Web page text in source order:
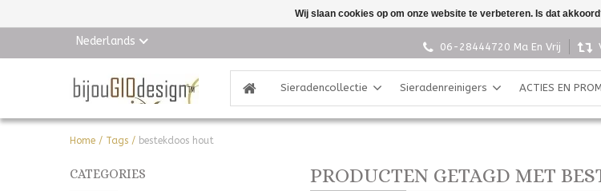
Nederlands 06-28444720 Ma En Vrij
Sieradencollectie Sieradenreinigers ACTIES EN
Home / Tags / bestekdoos hout
CATEGORIES PRODUCTEN GETAGD MET
Wij slaan cookies op om onze website te verbeteren. Is dat